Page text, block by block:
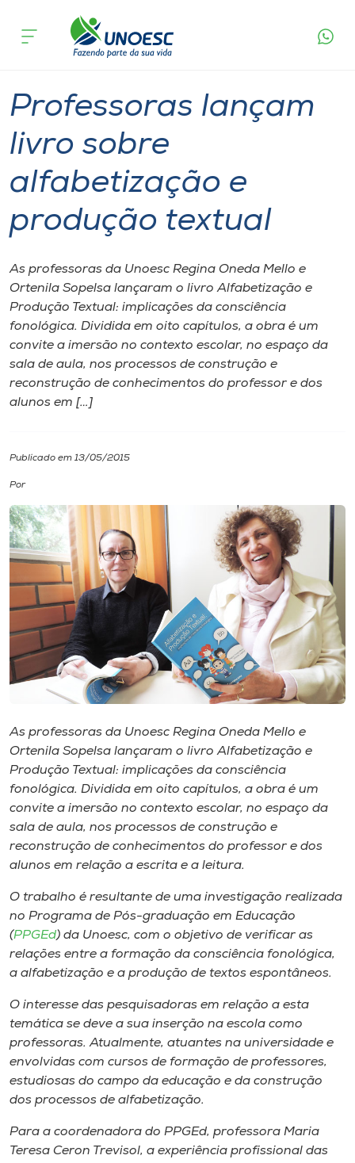
Cursos
Pesquisa
Atendimento ao Estudante
Portal de Ensino
A
Internacionalização
I.nova
Cultura
CPA
Biblioteca
Editora
Rádio
Unoesc
Store
Selecione
acontece
Professoras lançam
livro sobre
alfabetização e
produção textual
As professoras da Unoesc Regina Oneda Mello e
Ortenila Sopelsa lançaram o livro Alfabetização e
Produção Textual: implicações da consciência
fonológica. Dividida em oito capítulos, a obra é um
convite a imersão no contexto escolar, no espaço da
sala de aula, nos processos de construção e
reconstrução de conhecimentos do professor e dos
alunos em […]
Publicado em 13/05/2015
Por
As professoras da Unoesc Regina Oneda Mello e
Ortenila Sopelsa lançaram o livroAlfabetização e
Produção Textual: implicações da consciência
fonológica. Dividida em oito capítulos, a obra é um
convite a imersão no contexto escolar, no espaço da
sala de aula, nos processos de construção e
reconstrução de conhecimentos do professor e dos
alunos em relação a escrita e a leitura.
O trabalho é resultante de uma investigação realizada
no Programa de Pós-graduação em Educação
(PPGEd) da Unoesc, com o objetivo de verificar as
relações entre a formação da consciência fonológica,
a alfabetização e a produção de textos espontâneos.
O interesse das pesquisadoras em relação a esta
temática se deve a sua inserção na escola como
professoras. Atualmente, atuantes na universidade e
envolvidas com cursos de formação de professores,
estudiosas do campo da educação e da construção
dos processos de alfabetização.
Para a coordenadora do PPGEd, professora Maria
Teresa Ceron Trevisol, a experiência profissional das